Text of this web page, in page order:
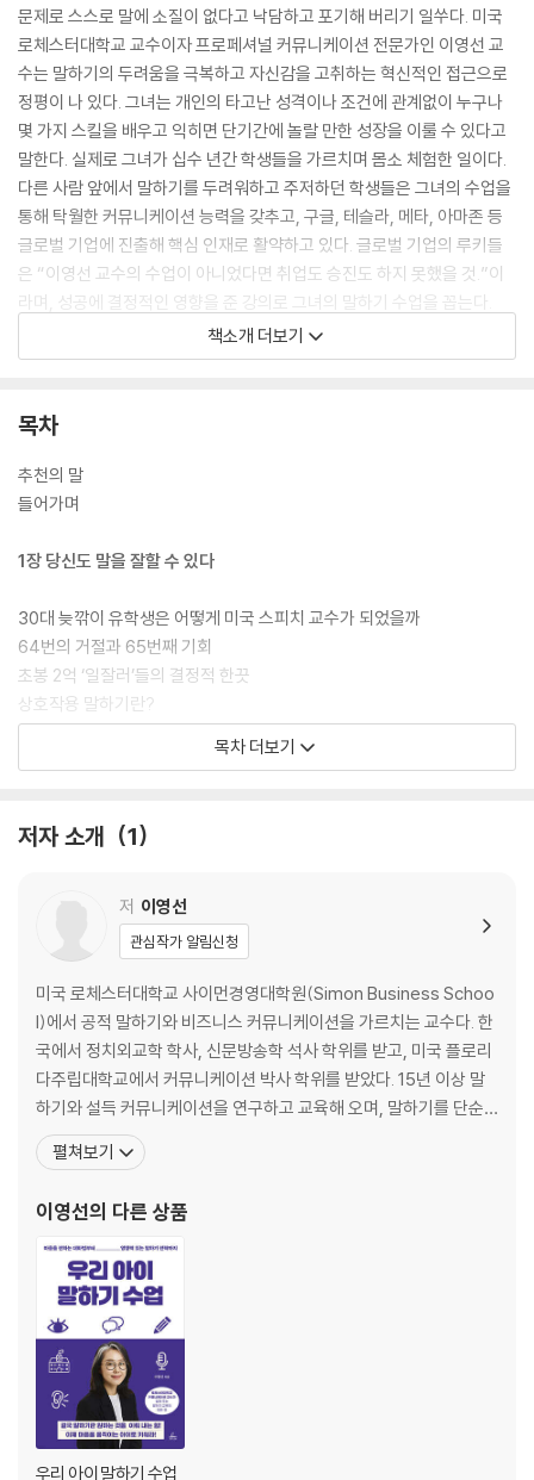
문제로 스스로 말에 소질이 없다고 낙담하고 포기해 버리기 일쑤다. 미국
로체스터대학교 교수이자 프로페셔널 커뮤니케이션 전문가인 이영선 교
수는 말하기의 두려움을 극복하고 자신감을 고취하는 혁신적인 접근으로
정평이 나 있다. 그녀는 개인의 타고난 성격이나 조건에 관계없이 누구나
몇 가지 스킬을 배우고 익히면 단기간에 놀랄 만한 성장을 이룰 수 있다고
말한다. 실제로 그녀가 십수 년간 학생들을 가르치며 몸소 체험한 일이다.
다른 사람 앞에서 말하기를 두려워하고 주저하던 학생들은 그녀의 수업을
통해 탁월한 커뮤니케이션 능력을 갖추고, 구글, 테슬라, 메타, 아마존 등
글로벌 기업에 진출해 핵심 인재로 활약하고 있다. 글로벌 기업의 루키들
은 “이영선 교수의 수업이 아니었다면 취업도 승진도 하지 못했을 것.”이
라며, 성공에 결정적인 영향을 준 강의로 그녀의 말하기 수업을 꼽는다.
학생들의 강력한 지지에 힘입어 그녀의 수업은 2년 연속 로체스터대학교
을 바꾸는 말하기 수업』은 이영선 교수의 전문성을 집대성한 첫 저서다. 제
서 호감을 사는 방법과 직장에서의 말하기 전략, 단기간에 스피치 능력을
끌어올리는 방법 등 이영선 교수의 통찰과 실전에서 검증된 실용적인 방법
다르리라 생각했다. 책을 읽어보니 예상 적중”이라며 “이 책은 독자가 사
랑을 담아 말하는 전문 스피커로 성장하도록 이끌어줄 것이다. 그것도 아
주 자연스럽고 쉽게 스며들 듯 말이다.”라며 강력 추천했다. 크리에이터 코
스모지나 역시 “이 책은 독자들에게 굉장히 중요한 인생 치트키를 알려줄
것이다. 그리고 이 책을 통해 ‘말하기’가 단순한 기술이 아니라, 삶을 변화
시키는 강력한 도구임을 깨닫게 될 것.”이라고 말했다. 『운명을 바꾸는 말
제공할 것이다.
책소개 더보기
목차
추천의 말
들어가며
1장 당신도 말을 잘할 수 있다
30대 늦깎이 유학생은 어떻게 미국 스피치 교수가 되었을까
64번의 거절과 65번째 기회
초봉 2억 ‘일잘러’들의 결정적 한끗
상호작용 말하기란?
한국인의 말하기에서 가장 큰 장애물은 바로 ‘이것’
2장 첫인상에서 호감을 만들어라
면접 합격을 좌우하는 결정적인 4가지
면접 시작 1분 만에 ‘광탈’ 하는 표현 5가지
세상에서 제일 쉬운 자기소개
스몰 토크의 기술: 대화를 효과적으로 이끄는 방법
학생들을 억대 연봉으로 만들어준 면접 전략 3가지
3장 프로답게 말하라
회사에서 나를 지키는 말하기
직급별 말하기 전략
‘일잘러’의 이메일은 5가지가 다르다
성공하는 미팅의 3가지 전략
100% 통하는 부탁의 기술
프로답게 사과하는 4가지 방법
상대방의 기분이 나쁘지 않게 피드백하는 방법
따뜻하게 원하는 것을 얻어내는 전략
4장 무조건 통하는 스피치의 구조
목차 더보기
저자 소개 1
저 이영선
관심작가 알림신청
미국 로체스터대학교 사이먼경영대학원(Simon Business Schoo
l)에서 공적 말하기와 비즈니스 커뮤니케이션을 가르치는 교수다. 한
국에서 정치외교학 학사, 신문방송학 석사 학위를 받고, 미국 플로리
다주립대학교에서 커뮤니케이션 박사 학위를 받았다. 15년 이상 말
하기와 설득 커뮤니케이션을 연구하고 교육해 오며, 말하기를 단순
한 기술이 아니라 사람과 사람의 마음을 연결하는 상호작용으로 바라
본다. 완벽하게 말하려 애쓰기보다 상대를 이해하고 연결되려는 태도
을 가진 학생들을 눈에 띄게 변화시켜 2023년 로체스터대학교
펼쳐보기
이영선의 다른 상품
우리 아이 말하기 수업